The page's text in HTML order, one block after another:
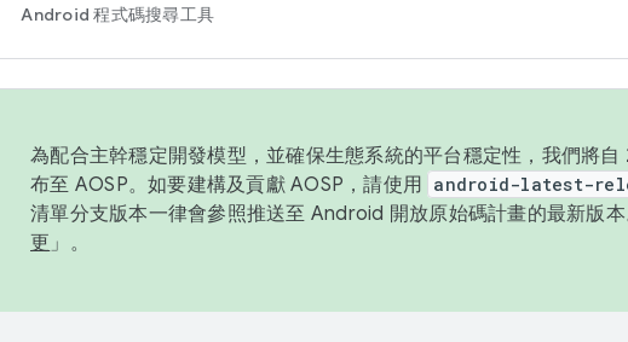
Android 程式碼搜尋工具
為配合主幹穩定開發模型，並確保生態系統的平台穩定性，我們將
布至 AOSP。如要建構及貢獻 AOSP，請使用 android-latest-
清單分支版本一律會參照推送至 Android 開放原始碼計畫的最新版本
更 」。